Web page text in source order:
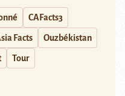
CAFacts3
Facts Ouzbékistan
Tour